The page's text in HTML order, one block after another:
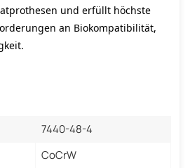
und erfüllt höchste
an Biokompatibilität,
7440-48-4
CoCrW